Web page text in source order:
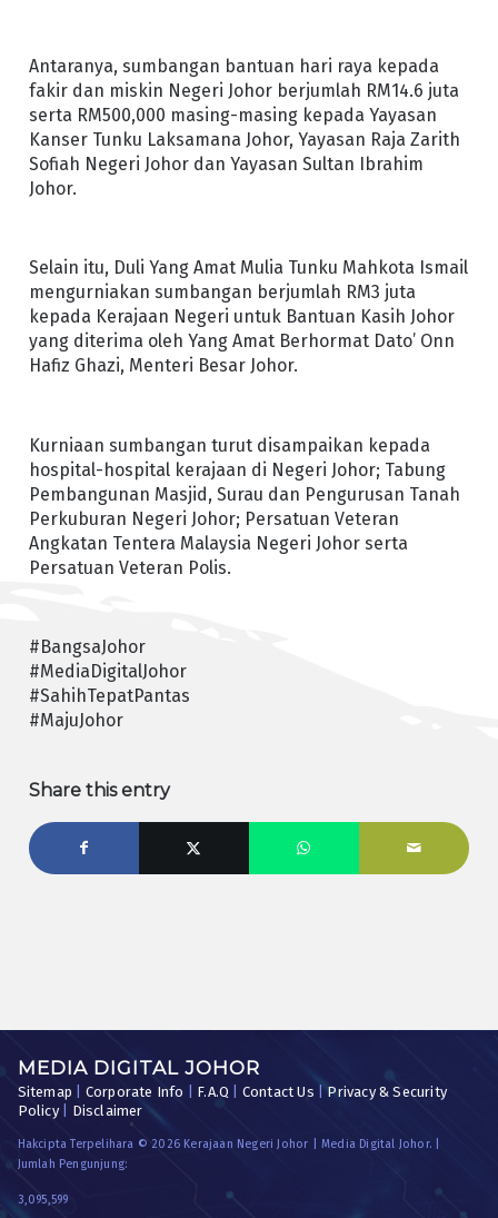
Antaranya, sumbangan bantuan hari raya kepada
fakir dan miskin Negeri Johor berjumlah RM14.6 juta
serta RM500,000 masing-masing kepada Yayasan
Kanser Tunku Laksamana Johor, Yayasan Raja Zarith
Sofiah Negeri Johor dan Yayasan Sultan Ibrahim
Johor.
Selain itu, Duli Yang Amat Mulia Tunku Mahkota Ismail
mengurniakan sumbangan berjumlah RM3 juta
kepada Kerajaan Negeri untuk Bantuan Kasih Johor
yang diterima oleh Yang Amat Berhormat Dato’ Onn
Hafiz Ghazi, Menteri Besar Johor.
Kurniaan sumbangan turut disampaikan kepada
hospital-hospital kerajaan di Negeri Johor; Tabung
Pembangunan Masjid, Surau dan Pengurusan Tanah
Perkuburan Negeri Johor; Persatuan Veteran
Angkatan Tentera Malaysia Negeri Johor serta
Persatuan Veteran Polis.
#BangsaJohor
#MediaDigitalJohor
#SahihTepatPantas
#MajuJohor
Share this entry
MEDIA DIGITAL JOHOR
Sitemap Corporate Info F.A.Q Contact Us |Privacy & Security
Policy| Disclaimer
Hakcipta Terpelihara © 2026 Kerajaan Negeri Johor | Media Digital Johor. |
Jumlah Pengunjung:
3,095,599